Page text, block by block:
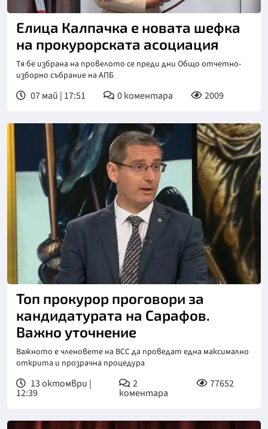
Елица Калпачка е новата шефка
на прокурорската асоциация
Тя бе избрана на провелото се преди дни Общо отчетно-
изборно събрание на АПБ
07 май | 17:51 0коментара 2009
Снимка: Нова телевизия, архив
Топ прокурор проговори за
кандидатурата на Сарафов.
Важно уточнение
Важното е членовете на ВСС да проведат една максимално
открита и прозрачна процедура
13 октомври |
12:39
2
коментара
77652